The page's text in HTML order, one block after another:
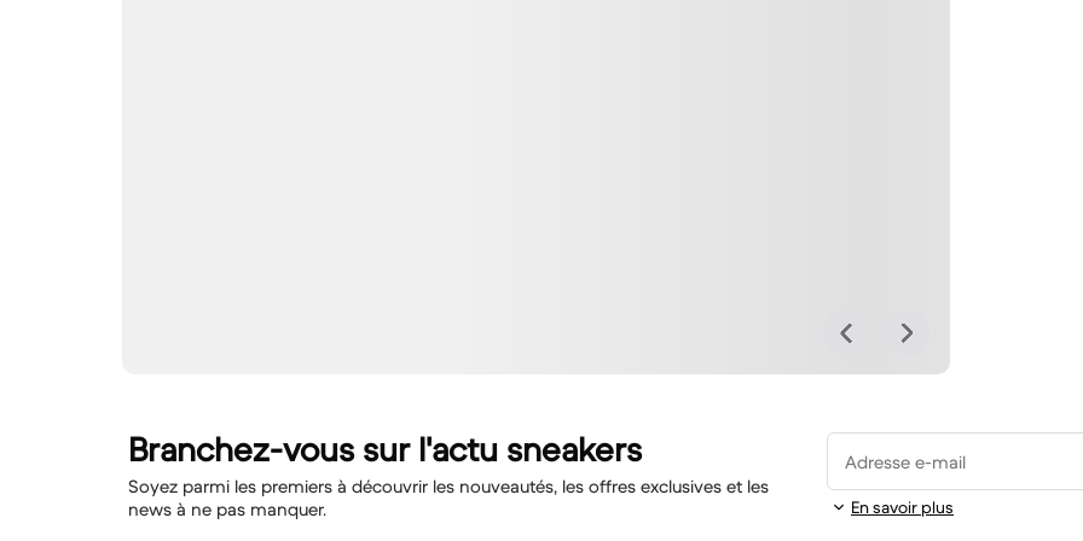
Branchez-vous sur l'actu sneakers
Soyez parmi les premiers à découvrir les nouveautés, les offres exclusives et les
news à ne pas manquer.
Adresse e-mail
En savoir plus